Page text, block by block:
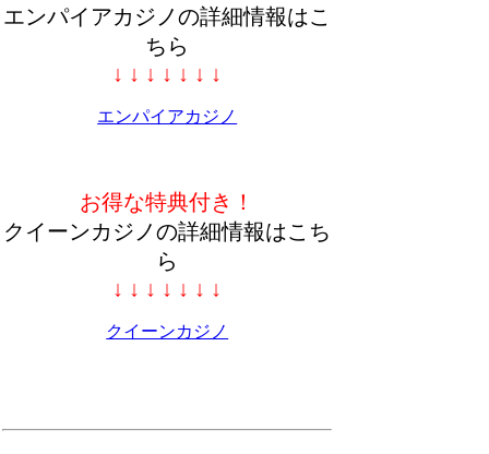
エンパイアカジノの詳細情報はこ
ちら
↓ ↓ ↓ ↓ ↓ ↓ ↓
エンパイアカジノ
お得な特典付き！
クイーンカジノの詳細情報はこち
ら
↓ ↓ ↓ ↓ ↓ ↓ ↓
クイーンカジノ